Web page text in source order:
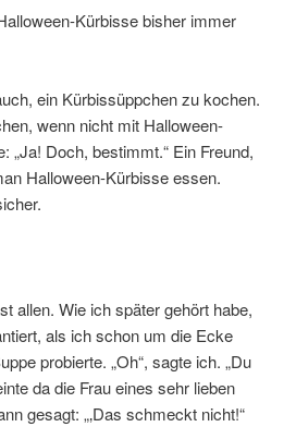
Kürbisse bisher immer
ein Kürbissüppchen zu kochen.
wenn nicht mit Halloween-
„Ja! Doch, bestimmt.“ Ein Freund,
Halloween-Kürbisse essen.
allen. Wie ich später gehört habe,
als ich schon um die Ecke
probierte. „Oh“, sagte ich. „Du
da die Frau eines sehr lieben
gesagt: „‚Das schmeckt nicht!“